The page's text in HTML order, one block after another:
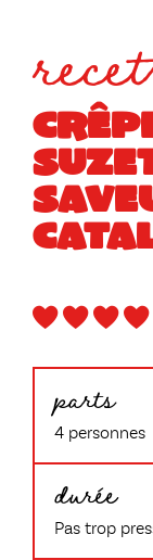
parts
4 personnes
durée
Pas trop